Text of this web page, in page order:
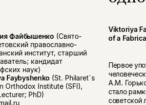
Файбышенко (Свято-
православно-
институт, старший
кандидат
наук)
Faybyshenko (St. Philaret`s
Orthodox Institute (SFI),
PhD)
Viktoriya
of a
Первое
А.М.
стало
советской